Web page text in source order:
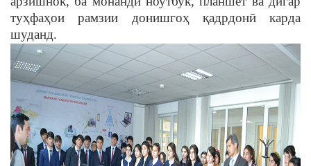
туҳфаҳои рамзии донишгоҳ қадрдонӣ карда
шуданд.